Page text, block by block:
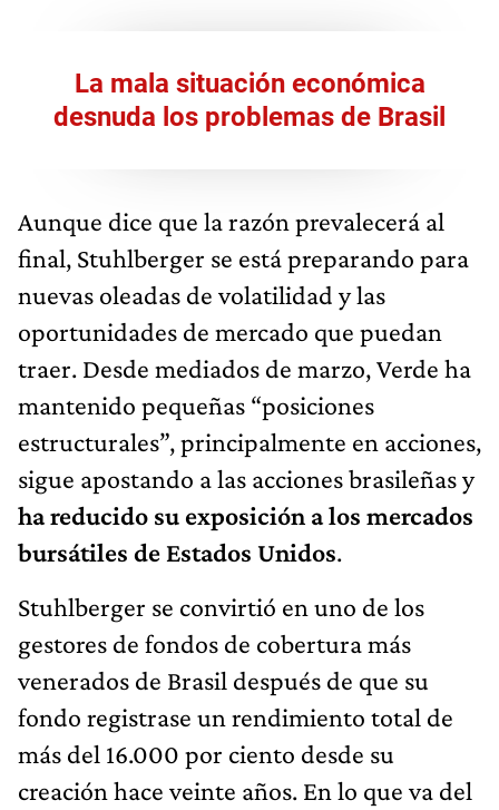
La mala situación económica
desnuda los problemas de Brasil
Aunque dice que la razón prevalecerá al
final, Stuhlberger se está preparando para
nuevas oleadas de volatilidad y las
oportunidades de mercado que puedan
traer. Desde mediados de marzo, Verde ha
mantenido pequeñas “posiciones
estructurales”, principalmente en acciones,
sigue apostando a las acciones brasileñas y
ha reducido su exposición a los mercados
bursátiles de Estados Unidos.
Stuhlberger se convirtió en uno de los
gestores de fondos de cobertura más
venerados de Brasil después de que su
fondo registrase un rendimiento total de
más del 16.000 por ciento desde su
creación hace veinte años. En lo que va del